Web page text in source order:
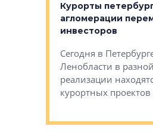
Курорты
агломерации
инвесторов
Сегодня в
Ленобласти в
реализации
курортных проектов